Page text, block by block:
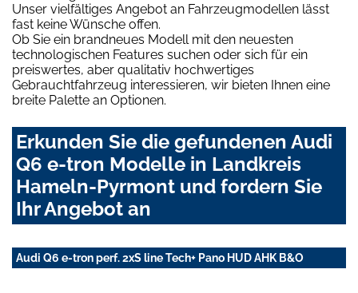
Unser vielfältiges Angebot an Fahrzeugmodellen lässt
fast keine Wünsche offen.
Ob Sie ein brandneues Modell mit den neuesten
technologischen Features suchen oder sich für ein
preiswertes, aber qualitativ hochwertiges
Gebrauchtfahrzeug interessieren, wir bieten Ihnen eine
breite Palette an Optionen.
Erkunden Sie die gefundenen Audi
Q6 e-tron Modelle in Landkreis
Hameln-Pyrmont und fordern Sie
Ihr Angebot an
Audi Q6 e-tron perf. 2xS line Tech+ Pano HUD AHK B&O